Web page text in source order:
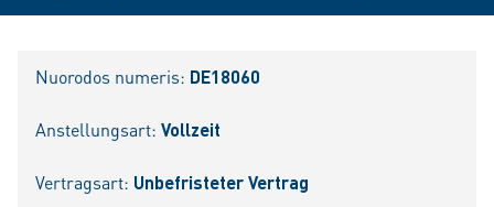
Nuorodos numeris: DE18060
Anstellungsart: Vollzeit
Vertragsart: Unbefristeter Vertrag